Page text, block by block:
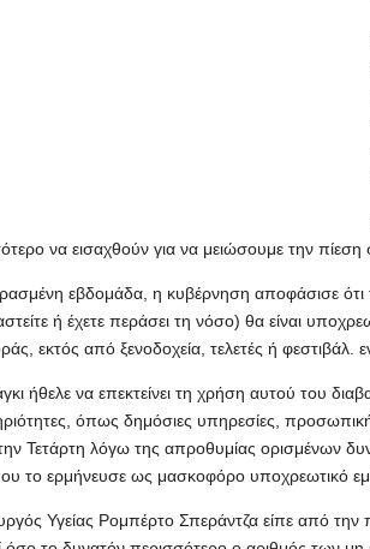
να εισαχθούν για να μειώσουμε την
εβδομάδα, η κυβέρνηση αποφάσισε ότι
ή έχετε περάσει τη νόσο) θα είναι
εκτός από ξενοδοχεία, τελετές ή φεστιβάλ.
ήθελε να επεκτείνει τη χρήση αυτού του
όπως δημόσιες υπηρεσίες,
Τετάρτη λόγω της απροθυμίας ορισμένων
το ερμήνευσε ως μασκοφόρο υποχρεωτικό
Υγείας Ρομπέρτο ​​Σπεράντζα είπε από την